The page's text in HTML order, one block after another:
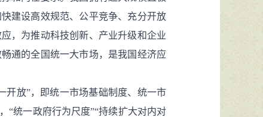
建设高效规范、公平竞争、充分开放
，为推动科技创新、产业升级和企业
通的全国统一大市场，是我国经济应
开放”，即统一市场基础制度、统一市
“统一政府行为尺度”“持续扩大对内对